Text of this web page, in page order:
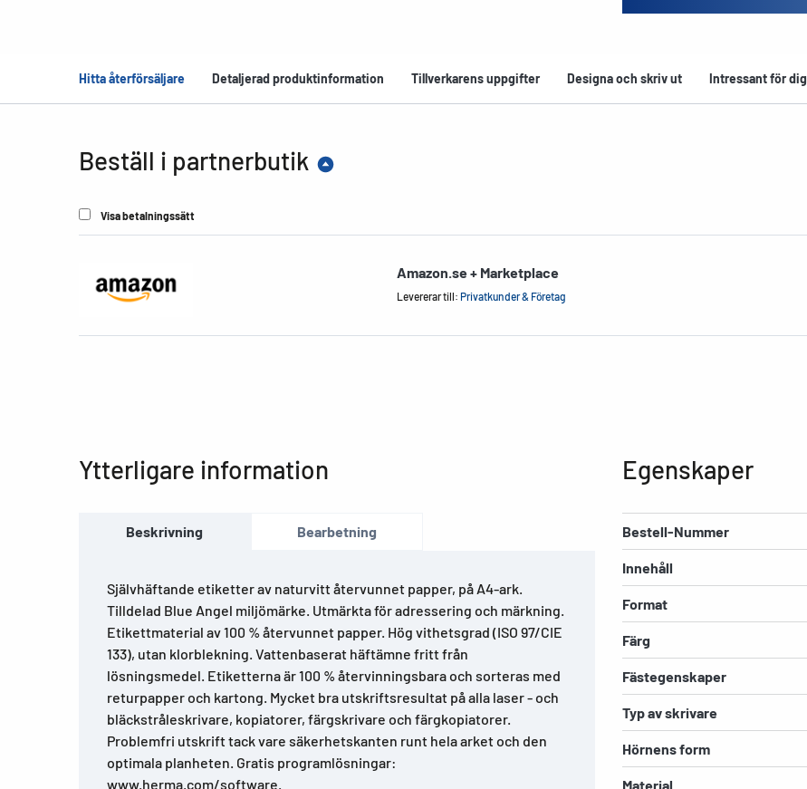
Hitta återförsäljare Detaljerad produktinformation Tillverkarens uppgifter Designa och skriv ut Intressant för dig
Beställ i partnerbutik
Visa betalningssätt
Amazon.se + Marketplace
Levererar till: Privatkunder & Företag
Ytterligare information
Beskrivning Bearbetning
Självhäftande etiketter av naturvitt återvunnet papper, på A4-ark.
Tilldelad Blue Angel miljömärke. Utmärkta för adressering och märkning.
Etikettmaterial av 100 % återvunnet papper. Hög vithetsgrad (ISO 97/CIE
133), utan klorblekning. Vattenbaserat häftämne fritt från
lösningsmedel. Etiketterna är 100 % återvinningsbara och sorteras med
returpapper och kartong. Mycket bra utskriftsresultat på alla laser - och
bläckstråleskrivare, kopiatorer, färgskrivare och färgkopiatorer.
Problemfri utskrift tack vare säkerhetskanten runt hela arket och den
optimala planheten. Gratis programlösningar:
www.herma.com/software.
Egenskaper
Bestell-Nummer
Innehåll
Format
Färg
Fästegenskaper
Typ av skrivare
Hörnens form
Material